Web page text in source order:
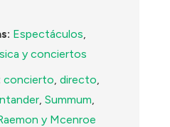
Espectáculos,
y conciertos
concierto,directo,
,Summum,
y Mcenroe